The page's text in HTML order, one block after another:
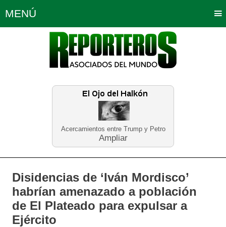
Acercamientos entre Trump y Petro
Ampliar
MENÚ
Política Opinión Bogotá
Planeta Tierra Deportes
Educación Neira
Disidencias de ‘Iván Mordisco’
habrían amenazado a población
de El Plateado para expulsar a
Ejército